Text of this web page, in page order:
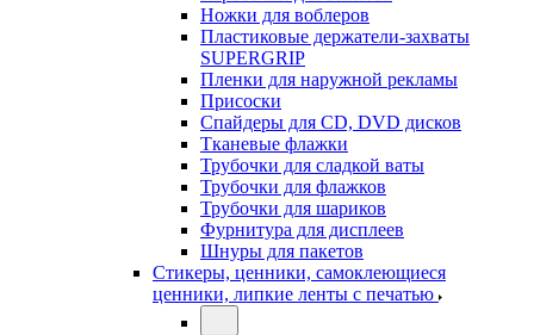
Ножки для воблеров
Пластиковые держатели-захваты
SUPERGRIP
Пленки для наружной рекламы
Присоски
Спайдеры для CD, DVD дисков
Тканевые флажки
Трубочки для сладкой ваты
Трубочки для флажков
Трубочки для шариков
Фурнитура для дисплеев
Шнуры для пакетов
Стикеры, ценники, самоклеющиеся
ценники, липкие ленты с печатью